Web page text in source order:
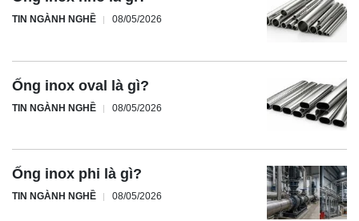
TIN NGÀNH NGHỀ 08/05/2026
Ống inox oval là gì?
TIN NGÀNH NGHỀ 08/05/2026
Ống inox phi là gì?
TIN NGÀNH NGHỀ 08/05/2026